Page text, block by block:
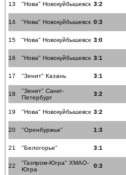
13 "Нова" Новокуйбышевск 3:2
14 "Нова" Новокуйбышевск 0:3
15 "Нова" Новокуйбышевск 3:0
16 "Нова" Новокуйбышевск 3:1
17 "Зенит" Казань 3:1
18
"Зенит" Санкт-
Петербург
3:2
19 "Нова" Новокуйбышевск 3:2
20 "Оренбуржье" 1:3
21 "Белогорье" 3:1
22
"Газпром-Югра" ХМАО-
Югра
0:3